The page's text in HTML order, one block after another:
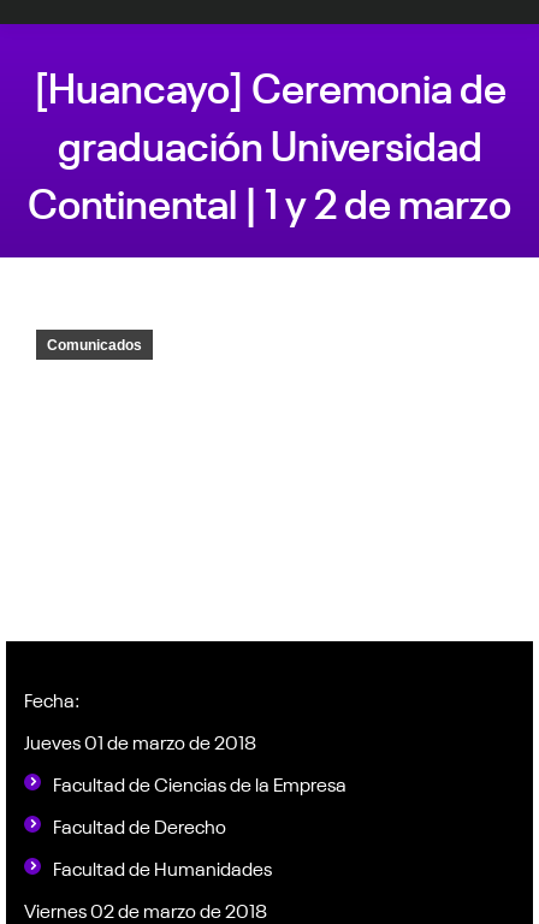
[Huancayo] Ceremonia de
graduación Universidad
Continental | 1 y 2 de marzo
Comunicados
Fecha:
Jueves 01 de marzo de 2018
Facultad de Ciencias de la Empresa
Facultad de Derecho
Facultad de Humanidades
Viernes 02 de marzo de 2018